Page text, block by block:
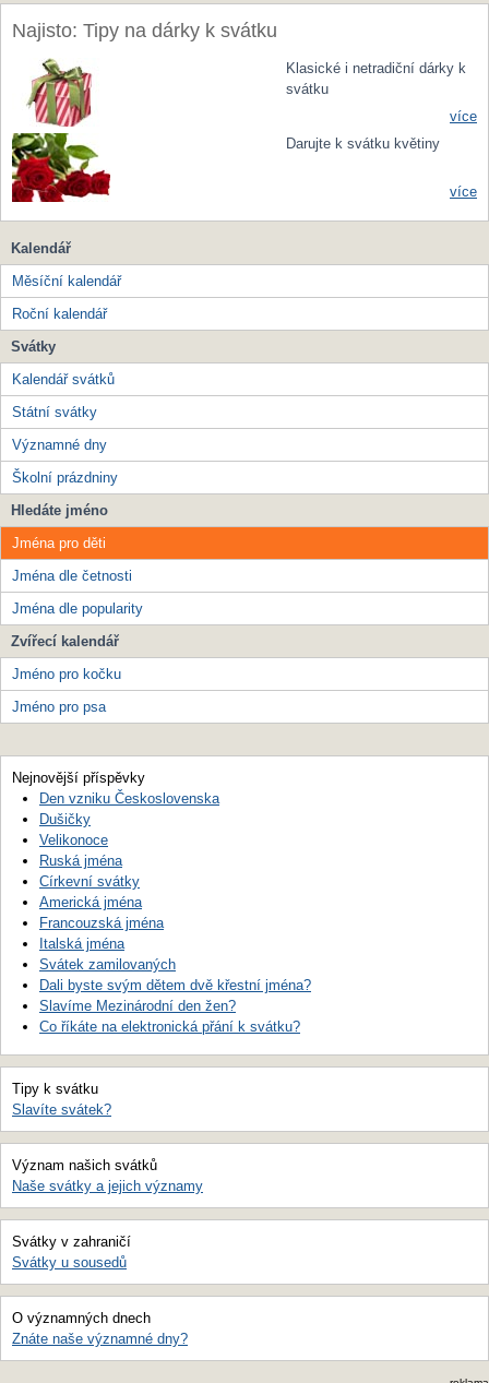
Najisto: Tipy na dárky k svátku
Klasické i netradiční dárky k
svátku
více
Darujte k svátku květiny
více
Kalendář
Měsíční kalendář
Roční kalendář
Svátky
Kalendář svátků
Státní svátky
Významné dny
Školní prázdniny
Hledáte jméno
Jména pro děti
Jména dle četnosti
Jména dle popularity
Zvířecí kalendář
Jméno pro kočku
Jméno pro psa
Nejnovější příspěvky
Den vzniku Československa
Dušičky
Velikonoce
Ruská jména
Církevní svátky
Americká jména
Francouzská jména
Italská jména
Svátek zamilovaných
Dali byste svým dětem dvě křestní jména?
Slavíme Mezinárodní den žen?
Co říkáte na elektronická přání k svátku?
Tipy k svátku
Slavíte svátek?
Význam našich svátků
Naše svátky a jejich významy
Svátky v zahraničí
Svátky u sousedů
O významných dnech
Znáte naše významné dny?